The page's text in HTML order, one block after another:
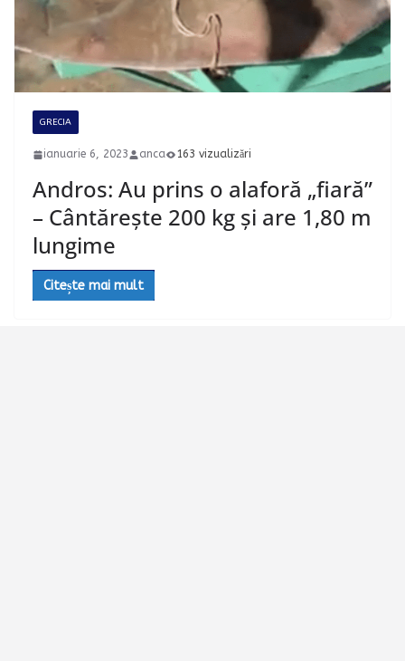
GRECIA
ianuarie 6, 2023 anca 163 vizualizări
Andros: Au prins o alaforă „fiară”
– Cântărește 200 kg și are 1,80 m
lungime
Citește mai mult